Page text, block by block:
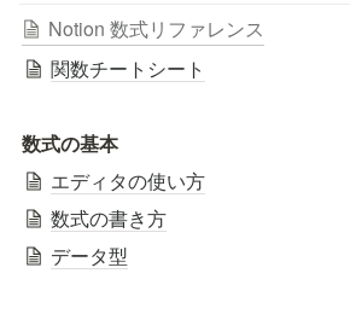
Notion 数式リファレンス
関数チートシート
数式の基本
エディタの使い方
数式の書き方
データ型